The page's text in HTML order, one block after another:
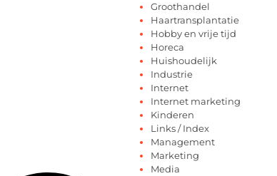
Groothandel
Haartransplantatie
Hobby en vrije tijd
Horeca
Huishoudelijk
Industrie
Internet
Internet marketing
Kinderen
Links / Index
Management
Marketing
Media